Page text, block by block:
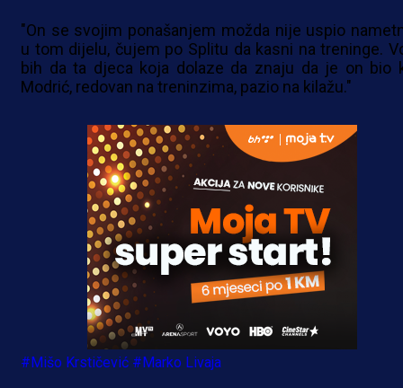
"On se svojim ponašanjem možda nije uspio
u tom dijelu, čujem po Splitu da kasni na treninge.
bih da ta djeca koja dolaze da znaju da je on bio
Modrić, redovan na treninzima, pazio na kilažu."
#Mišo Krstičević #Marko Livaja